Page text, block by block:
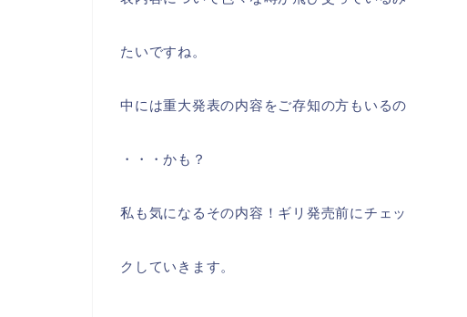
たいですね。
中には重大発表の内容をご存知の方もいるの
・・・かも？
私も気になるその内容！ギリ発売前にチェッ
クしていきます。